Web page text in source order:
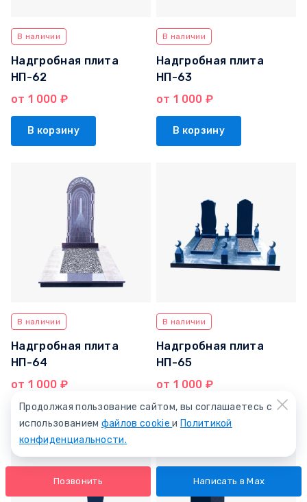
В наличии
Надгробная плита
НП-62
от 1 000 ₽
В корзину
В наличии
Надгробная плита
НП-63
от 1 000 ₽
В корзину
В наличии
Надгробная плита
НП-64
от 1 000 ₽
В наличии
Надгробная плита
НП-65
от 1 000 ₽
Продолжая пользование сайтом, вы соглашаетесь с
использованием файлов cookieи Политикой
конфиденциальности.
Позвонить Написать в Max